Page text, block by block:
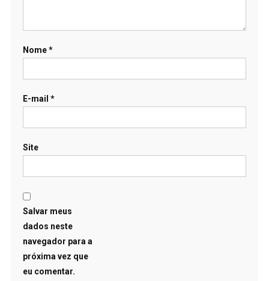
Nome*
E-mail *
Site
Salvar meus
dados neste
navegador para a
próxima vez que
eu comentar.